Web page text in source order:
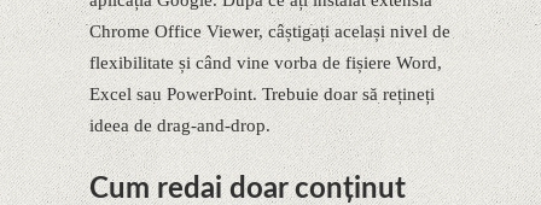
Chrome Office Viewer, câștigați același nivel de
flexibilitate și când vine vorba de fișiere Word,
Excel sau PowerPoint. Trebuie doar să rețineți
ideea de drag-and-drop.
Cum redai doar conținut